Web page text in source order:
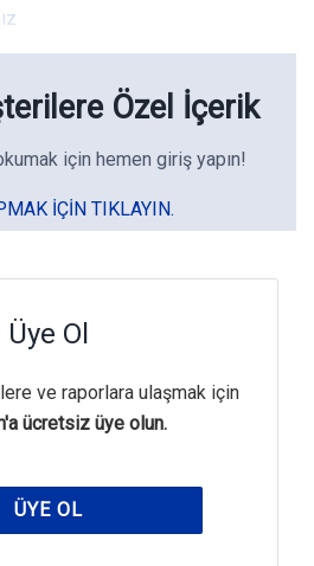
Özel İçerik
için hemen giriş yapın!
IÇIN TIKLAYIN.
Üye Ol
ve raporlara ulaşmak için
ücretsiz üye olun.
ÜYE OL